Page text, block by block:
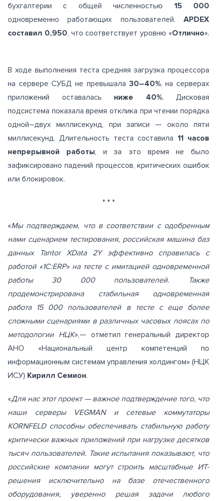
бухгалтерии с общей численностью 15 000
одновременно работающих пользователей. APDEX
составил 0,950, что соответствует уровню «Отлично».
В ходе выполнения теста средняя загрузка процессора
на сервере СУБД не превышала 30–40%, на серверах
приложений оставалась ниже 40%. Дисковая
подсистема показала время отклика при чтении порядка
одной–двух миллисекунд, при записи — около пяти
миллисекунд. Длительность теста составила 11 часов
непрерывной работы, и за это время не было
зафиксировано падений процессов, критических ошибок
или блокировок.
* * *
«Мы подтверждаем, что в соответствии с одобренным
нами сценарием тестирования, российская машина баз
данных Tantor XData 2Y эффективно справилась с
работой «1С:ERP» на тесте с имитацией одновременной
работы 30 000 пользователей. Также
продемонстрирована стабильная одновременная
работа 15 000 пользователей в тесте с еще более
сложными сценариями в различных часовых поясах по
методологии НЦК»,— отметил генеральный директор
АНО «Национальный центр компетенций по
информационным системам управления холдингом» (НЦК
ИСУ) Кирилл Семион.
«Для нас этот проект — важное подтверждение того, что
наши серверы VEGMAN и сетевые коммутаторы
KORNFELD способны обеспечивать стабильную работу
критически важных приложений при нагрузке десятков
тысяч пользователей. Такие испытания показывают, что
российские компании могут строить масштабные ИТ-
решения исключительно на базе отечественного
оборудования, уверенно решая задачи любого